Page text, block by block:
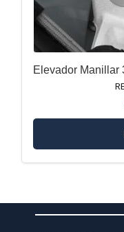
Elevador Manillar